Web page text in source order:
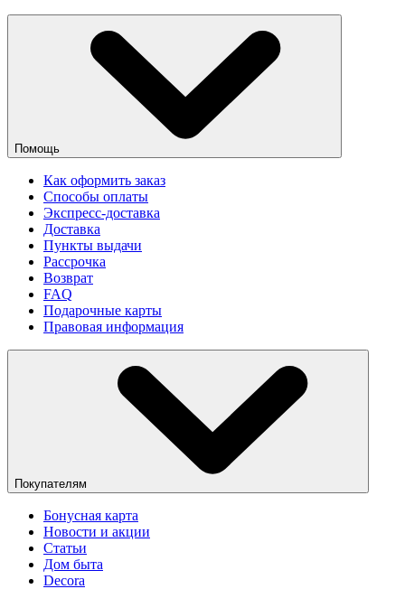
Помощь
Как оформить заказ
Способы оплаты
Экспресс-доставка
Доставка
Пункты выдачи
Рассрочка
Возврат
FAQ
Подарочные карты
Правовая информация
Покупателям
Бонусная карта
Новости и акции
Статьи
Дом быта
Decora